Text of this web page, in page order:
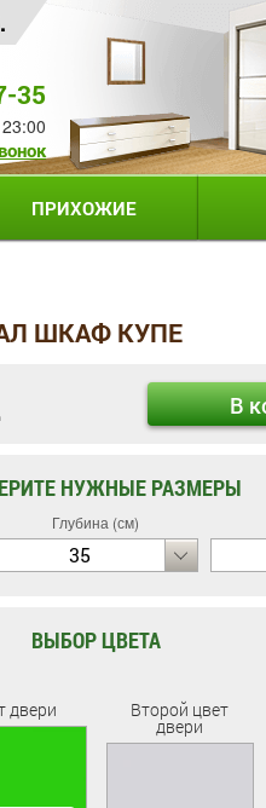
35
ПРИХОЖИЕ
ШКАФ КУПЕ
В
НУЖНЫЕ РАЗМЕРЫ
Глубина (см)
35
ВЫБОР ЦВЕТА
двери Второй цвет
двери